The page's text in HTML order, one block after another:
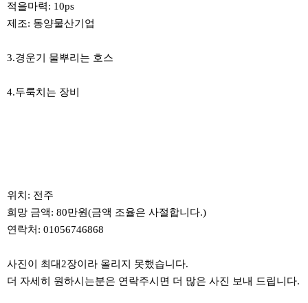
적을마력: 10ps
제조: 동양물산기업
3.경운기 물뿌리는 호스
4.두룩치는 장비
위치: 전주
희망 금액: 80만원(금액 조율은 사절합니다.)
연락처: 01056746868
사진이 최대2장이라 올리지 못했습니다.
더 자세히 원하시는분은 연락주시면 더 많은 사진 보내 드립니다.